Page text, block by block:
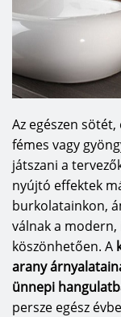
Az egészen
fémes vagy
játszani a
nyújtó effektek
burkolatainkon,
válnak a
köszönhetően. A
arany
ünnepi
persze egész